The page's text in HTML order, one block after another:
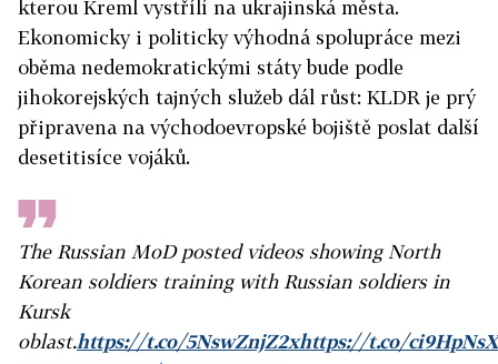
kterou Kreml vystřílí na ukrajinská města.
Ekonomicky i politicky výhodná spolupráce mezi
oběma nedemokratickými státy bude podle
jihokorejských tajných služeb dál růst: KLDR je prý
připravena na východoevropské bojiště poslat další
desetitisíce vojáků.
The Russian MoD posted videos showing North
Korean soldiers training with Russian soldiers in
Kursk
oblast.https://t.co/5NswZnjZ2xhttps://t.co/